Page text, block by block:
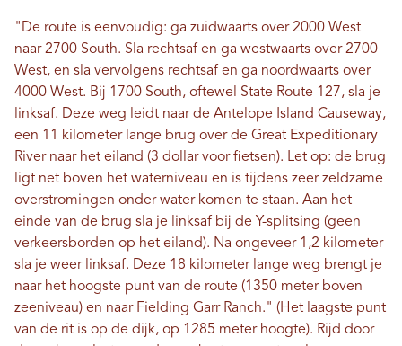
"De route is eenvoudig: ga zuidwaarts over 2000 West
naar 2700 South. Sla rechtsaf en ga westwaarts over 2700
West, en sla vervolgens rechtsaf en ga noordwaarts over
4000 West. Bij 1700 South, oftewel State Route 127, sla je
linksaf. Deze weg leidt naar de Antelope Island Causeway,
een 11 kilometer lange brug over de Great Expeditionary
River naar het eiland (3 dollar voor fietsen). Let op: de brug
ligt net boven het waterniveau en is tijdens zeer zeldzame
overstromingen onder water komen te staan. Aan het
einde van de brug sla je linksaf bij de Y-splitsing (geen
verkeersborden op het eiland). Na ongeveer 1,2 kilometer
sla je weer linksaf. Deze 18 kilometer lange weg brengt je
naar het hoogste punt van de route (1350 meter boven
zeeniveau) en naar Fielding Garr Ranch." (Het laagste punt
van de rit is op de dijk, op 1285 meter hoogte). Rijd door